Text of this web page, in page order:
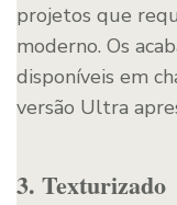
projetos que
moderno. Os
disponíveis em
versão Ultra
3. Texturizado